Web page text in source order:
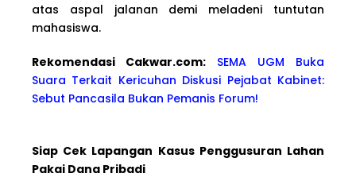
atas aspal jalanan demi meladeni tuntutan
mahasiswa.
Rekomendasi Cakwar.com: SEMA UGM Buka
Suara Terkait Kericuhan Diskusi Pejabat Kabinet:
Sebut Pancasila Bukan Pemanis Forum!
Siap Cek Lapangan Kasus Penggusuran Lahan
Pakai Dana Pribadi